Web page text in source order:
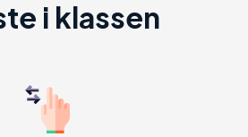
i klassen